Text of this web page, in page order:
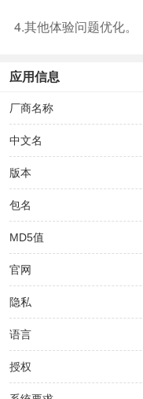
4.其他体验问题优化。
应用信息
厂商名称
中文名
版本
包名
MD5值
官网
隐私
语言
授权